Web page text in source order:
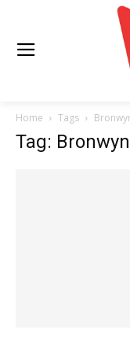
Home Tags
Tag: